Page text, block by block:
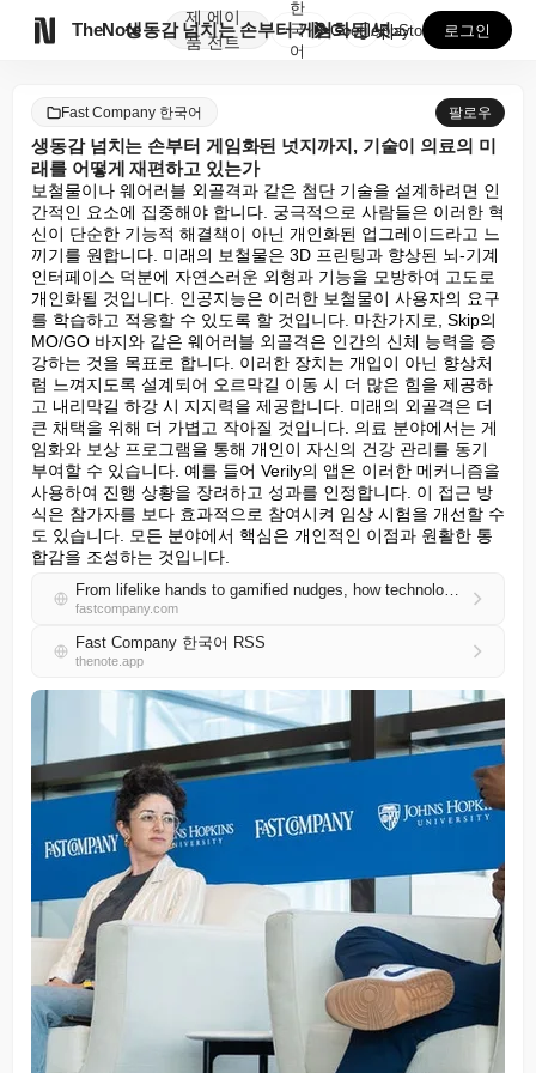
TheNote
제
품
에이
전트
생동감 넘치는 손부터 게임화된 넛지까지, 기술이 의료의...
한
국
어
GooglePlay
AppStore 로그인
Fast Company 한국어 팔로우
생동감 넘치는 손부터 게임화된 넛지까지, 기술이 의료의 미
래를 어떻게 재편하고 있는가
보철물이나 웨어러블 외골격과 같은 첨단 기술을 설계하려면 인
간적인 요소에 집중해야 합니다. 궁극적으로 사람들은 이러한 혁
신이 단순한 기능적 해결책이 아닌 개인화된 업그레이드라고 느
끼기를 원합니다. 미래의 보철물은 3D 프린팅과 향상된 뇌-기계
인터페이스 덕분에 자연스러운 외형과 기능을 모방하여 고도로
개인화될 것입니다. 인공지능은 이러한 보철물이 사용자의 요구
를 학습하고 적응할 수 있도록 할 것입니다. 마찬가지로, Skip의
MO/GO 바지와 같은 웨어러블 외골격은 인간의 신체 능력을 증
강하는 것을 목표로 합니다. 이러한 장치는 개입이 아닌 향상처
럼 느껴지도록 설계되어 오르막길 이동 시 더 많은 힘을 제공하
고 내리막길 하강 시 지지력을 제공합니다. 미래의 외골격은 더
큰 채택을 위해 더 가볍고 작아질 것입니다. 의료 분야에서는 게
임화와 보상 프로그램을 통해 개인이 자신의 건강 관리를 동기
부여할 수 있습니다. 예를 들어 Verily의 앱은 이러한 메커니즘을
사용하여 진행 상황을 장려하고 성과를 인정합니다. 이 접근 방
식은 참가자를 보다 효과적으로 참여시켜 임상 시험을 개선할 수
도 있습니다. 모든 분야에서 핵심은 개인적인 이점과 원활한 통
합감을 조성하는 것입니다.
From lifelike hands to gamified nudges, how technology is reshaping the future of healthcare
fastcompany.com
Fast Company 한국어 RSS
thenote.app